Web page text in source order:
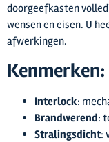
doorgeefkasten
wensen en eisen. U
afwerkingen.
Kenmerken:
Interlock:
Brandwerend:
Stralingsdicht: